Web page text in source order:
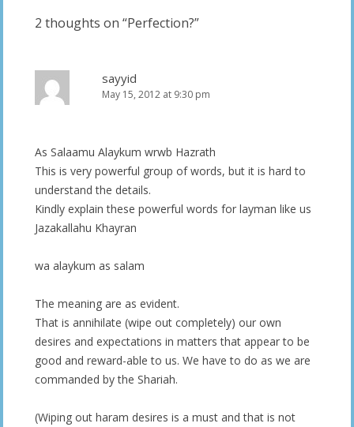
2 thoughts on “Perfection?”
sayyid
May 15, 2012 at 9:30 pm
As Salaamu Alaykum wrwb Hazrath
This is very powerful group of words, but it is hard to
understand the details.
Kindly explain these powerful words for layman like us
Jazakallahu Khayran
wa alaykum as salam
The meaning are as evident.
That is annihilate (wipe out completely) our own
desires and expectations in matters that appear to be
good and reward-able to us. We have to do as we are
commanded by the Shariah.
(Wiping out haram desires is a must and that is not